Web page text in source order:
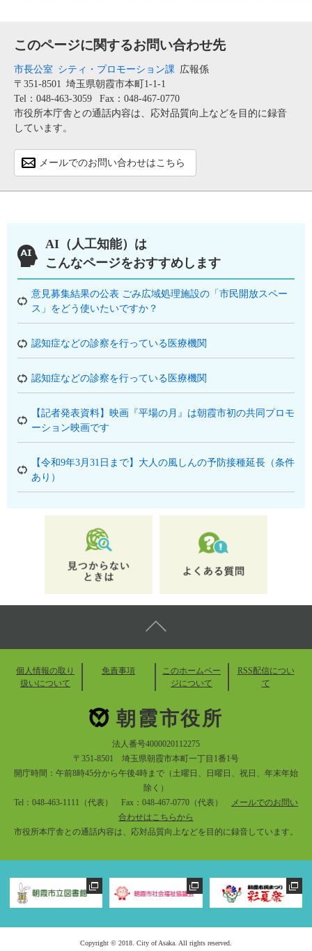
このページに関するお問い合わせ先
市長公室 シティ・プロモーション課 広報係
〒351-8501 埼玉県朝霞市本町1-1-1
Tel：048-463-3059
Fax：048-467-0770
市役所本庁舎との通話内容は、応対品質向上などを目的に録音
しています。
メールでのお問い合わせはこちら
AI（人工知能）は
こんなページをおすすめします
意見募集結果の公表 ごみ広域処理施設の「市民開放スペー
ス」をどう使いたいですか？
認知症などの診察を行っている医療機関
認知症などの診察を行っている医療機関
【記者発表資料】映画『平場の月』は朝霞市初の共同プロモ
ーション映画です
【令和9年3月31日まで】大人の風しんの予防接種延長（条件
あり）
個人情報の取り
扱いについて
免責事項
このホームペー
ジについて
RSS配信につい
て
朝霞市役所
法人番号4000020112275
〒351-8501 埼玉県朝霞市本町一丁目1番1号
開庁時間：午前8時45分から午後4時まで（土曜日、日曜日、祝日、年末年始
除く）
Tel：048-463-1111（代表） Fax：048-467-0770（代表）
メールでのお問い
合わせはこちらから
市役所本庁舎との通話内容は、応対品質向上などを目的に録音しています。
Copyright © 2018. City of Asaka. All rights reserved.